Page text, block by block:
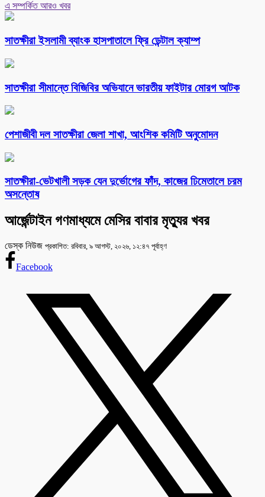
এ সম্পর্কিত আরও খবর
সাতক্ষীরা ইসলামী ব্যাংক হাসপাতালে ফ্রি ডেন্টাল ক্যাম্প
সাতক্ষীরা সীমান্তে বিজিবির অভিযানে ভারতীয় ফাইটার মোরগ আটক
পেশাজীবী দল সাতক্ষীরা জেলা শাখা, আংশিক কমিটি অনুমোদন
সাতক্ষীরা-ভেটখালী সড়ক যেন দুর্ভোগের ফাঁদ, কাজের ঢিমেতালে চরম
অসন্তোষ
আর্জেন্টাইন গণমাধ্যমে মেসির বাবার মৃত্যুর খবর
ডেস্ক নিউজ প্রকাশিত: রবিবার, ৯ আগস্ট, ২০২৬, ১২:৪৭ পূর্বাহ্ণ
Facebook